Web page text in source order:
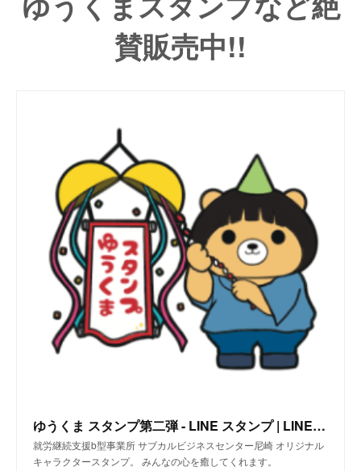
賛販売中!!
ゆうくま スタンプ第二弾 - LINE スタンプ | LINE STORE
就労継続支援b型事業所 サブカルビジネスセンター尼崎 オリジナル
キャラクタースタンプ。 みんなの心を癒してくれます。